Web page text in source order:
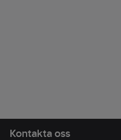
Kontakta oss